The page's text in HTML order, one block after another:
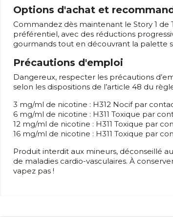
Options d'achat et
Commandez dès maintenant le Story 1
préférentiel, avec des réductions
gourmands tout en découvrant la palette
Précautions d'emploi
Dangereux, respecter les précautions
selon les dispositions de l’article 48 du
3 mg/ml de nicotine : H312 Nocif par
6 mg/ml de nicotine : H311 Toxique par
12 mg/ml de nicotine : H311 Toxique par
16 mg/ml de nicotine : H311 Toxique par
Produit interdit aux mineurs, déconseillé
de maladies cardio-vasculaires. À
vapez pas !